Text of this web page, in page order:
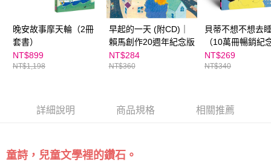
恩沛科技股份有限公司將有權停止該用戶之使用額度並採取法律行動。
晚安故事摩天輪（2冊
套書）
NT$899
NT$1,198
早起的一天 (附CD)｜
賴馬創作20週年紀念版
NT$284
NT$360
貝蒂不想不想去
（10萬冊暢銷紀
NT$269
NT$340
詳細說明 商品規格 相關推薦
童詩，兒童文學裡的鑽石。